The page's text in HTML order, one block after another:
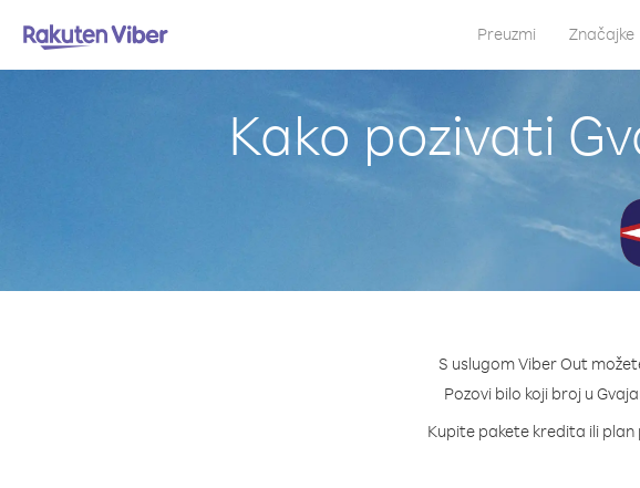
Preuzmi Značajke
Kako pozivati
S uslugom Viber Out
Pozovi bilo koji broj u
Kupite pakete kredita ili plan